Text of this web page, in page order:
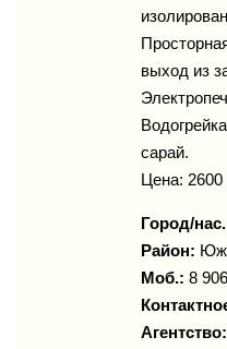
выход из
сарай.
Цена:
Город/
Район:
Моб.: 8
Агентство: